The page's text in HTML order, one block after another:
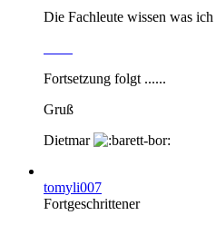
Die Fachleute wissen was ich
Fortsetzung folgt ......
Gruß
Dietmar
tomyli007
Fortgeschrittener